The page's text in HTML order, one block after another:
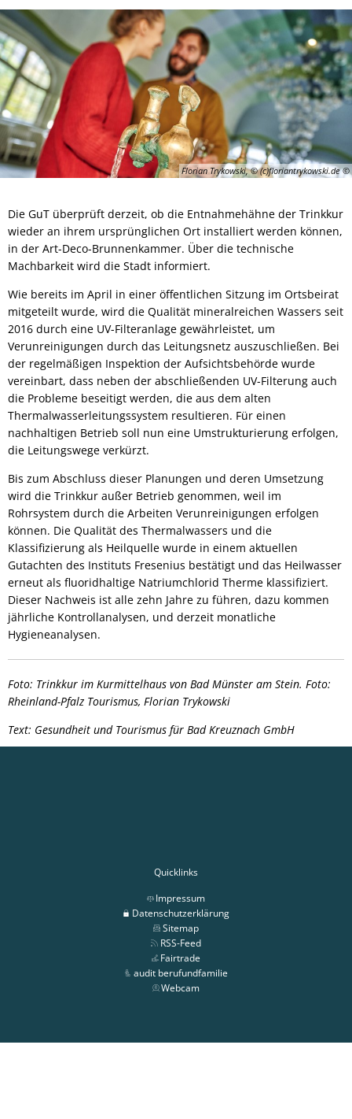
Florian Trykowski, © (c)floriantrykowski.de
Die GuT überprüft derzeit, ob die Entnahmehähne der Trinkkur
wieder an ihrem ursprünglichen Ort installiert werden können,
in der Art-Deco-Brunnenkammer. Über die technische
Machbarkeit wird die Stadt informiert.
Wie bereits im April in einer öffentlichen Sitzung im Ortsbeirat
mitgeteilt wurde, wird die Qualität mineralreichen Wassers seit
2016 durch eine UV-Filteranlage gewährleistet, um
Verunreinigungen durch das Leitungsnetz auszuschließen. Bei
der regelmäßigen Inspektion der Aufsichtsbehörde wurde
vereinbart, dass neben der abschließenden UV-Filterung auch
die Probleme beseitigt werden, die aus dem alten
Thermalwasserleitungssystem resultieren. Für einen
nachhaltigen Betrieb soll nun eine Umstrukturierung erfolgen,
die Leitungswege verkürzt.
Bis zum Abschluss dieser Planungen und deren Umsetzung
wird die Trinkkur außer Betrieb genommen, weil im
Rohrsystem durch die Arbeiten Verunreinigungen erfolgen
können. Die Qualität des Thermalwassers und die
Klassifizierung als Heilquelle wurde in einem aktuellen
Gutachten des Instituts Fresenius bestätigt und das Heilwasser
erneut als fluoridhaltige Natriumchlorid Therme klassifiziert.
Dieser Nachweis ist alle zehn Jahre zu führen, dazu kommen
jährliche Kontrollanalysen, und derzeit monatliche
Hygieneanalysen.
Foto: Trinkkur im Kurmittelhaus von Bad Münster am Stein. Foto:
Rheinland-Pfalz Tourismus, Florian Trykowski
Text: Gesundheit und Tourismus für Bad Kreuznach GmbH
Quicklinks
Impressum
Datenschutzerklärung
Sitemap
RSS-Feed
Fairtrade
audit berufundfamilie
Webcam